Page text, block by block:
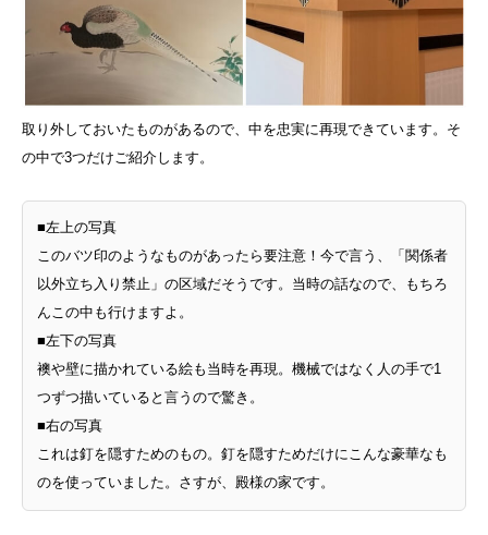
取り外しておいたものがあるので、中を忠実に再現できています。そ
の中で3つだけご紹介します。
■左上の写真
このバツ印のようなものがあったら要注意！今で言う、「関係者
以外立ち入り禁止」の区域だそうです。当時の話なので、もちろ
んこの中も行けますよ。
■左下の写真
襖や壁に描かれている絵も当時を再現。機械ではなく人の手で1
つずつ描いていると言うので驚き。
■右の写真
これは釘を隠すためのもの。釘を隠すためだけにこんな豪華なも
のを使っていました。さすが、殿様の家です。